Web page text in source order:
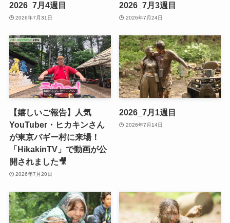
2026_7月4週目
2026年7月31日
2026_7月3週目
2026年7月24日
【嬉しいご報告】人気
YouTuber・ヒカキンさん
が東京バギー村に来場！
「HikakinTV」で動画が公
開されました🎥
2026年7月20日
2026_7月1週目
2026年7月14日